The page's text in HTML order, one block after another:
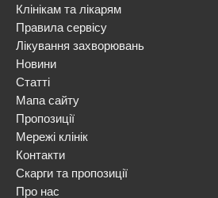
Клінікам та лікарям
Правила сервісу
Лікування захворювань
Новини
Статті
Мапа сайту
Пропозиції
Мережі клінік
Контакти
Скарги та пропозиції
Про нас